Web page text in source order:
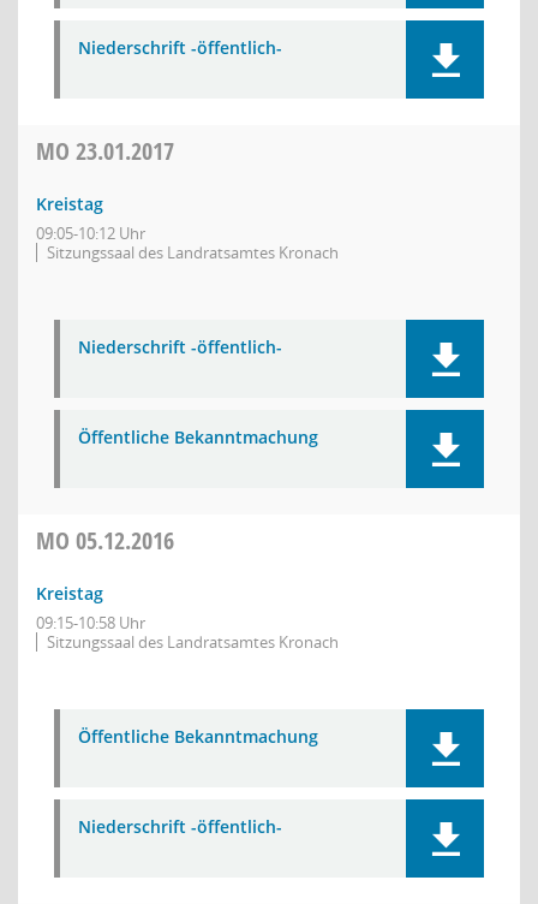
Niederschrift -öffentlich-
MO 23.01.2017
Kreistag
09:05-10:12 Uhr
Sitzungssaal des Landratsamtes Kronach
Niederschrift -öffentlich-
Öffentliche Bekanntmachung
MO 05.12.2016
Kreistag
09:15-10:58 Uhr
Sitzungssaal des Landratsamtes Kronach
Öffentliche Bekanntmachung
Niederschrift -öffentlich-